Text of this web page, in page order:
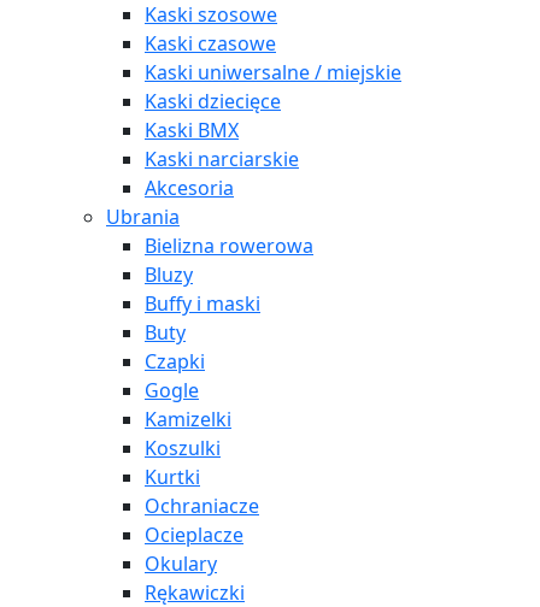
Kaski szosowe
Kaski czasowe
Kaski uniwersalne / miejskie
Kaski dziecięce
Kaski BMX
Kaski narciarskie
Akcesoria
Ubrania
Bielizna rowerowa
Bluzy
Buffy i maski
Buty
Czapki
Gogle
Kamizelki
Koszulki
Kurtki
Ochraniacze
Ocieplacze
Okulary
Rękawiczki